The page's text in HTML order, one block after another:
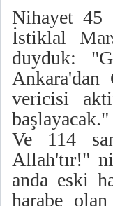
Nihayet 45
İstiklal
duyduk:
Ankara'dan
vericisi
Ve 114
Allah'tır!"
anda eski
harabe